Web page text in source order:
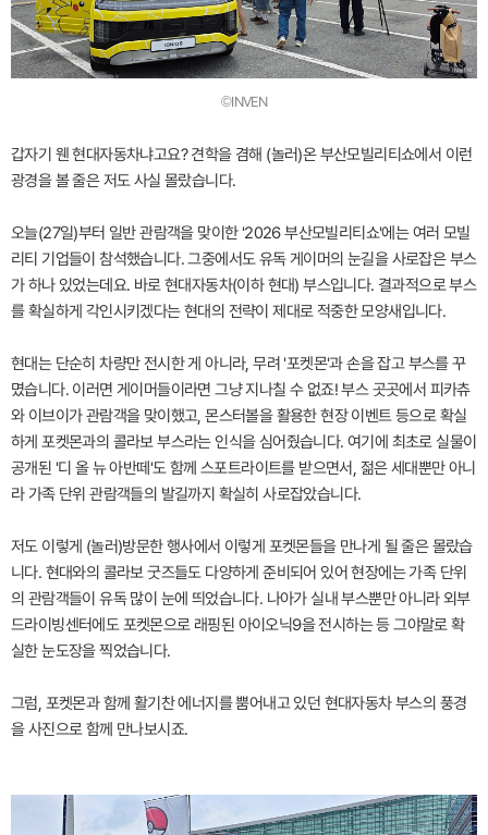
©INVEN
갑자기 웬 현대자동차냐고요? 견학을 겸해 (놀러)온 부산모빌리티쇼에서 이런
광경을 볼 줄은 저도 사실 몰랐습니다.
오늘(27일)부터 일반 관람객을 맞이한 '2026 부산모빌리티쇼'에는 여러 모빌
리티 기업들이 참석했습니다. 그중에서도 유독 게이머의 눈길을 사로잡은 부스
가 하나 있었는데요. 바로 현대자동차(이하 현대) 부스입니다. 결과적으로 부스
를 확실하게 각인시키겠다는 현대의 전략이 제대로 적중한 모양새입니다.
현대는 단순히 차량만 전시한 게 아니라, 무려 '포켓몬'과 손을 잡고 부스를 꾸
몄습니다. 이러면 게이머들이라면 그냥 지나칠 수 없죠! 부스 곳곳에서 피카츄
와 이브이가 관람객을 맞이했고, 몬스터볼을 활용한 현장 이벤트 등으로 확실
하게 포켓몬과의 콜라보 부스라는 인식을 심어줬습니다. 여기에 최초로 실물이
공개된 '디 올 뉴 아반떼'도 함께 스포트라이트를 받으면서, 젊은 세대뿐만 아니
라 가족 단위 관람객들의 발길까지 확실히 사로잡았습니다.
저도 이렇게 (놀러)방문한 행사에서 이렇게 포켓몬들을 만나게 될 줄은 몰랐습
니다. 현대와의 콜라보 굿즈들도 다양하게 준비되어 있어 현장에는 가족 단위
의 관람객들이 유독 많이 눈에 띄었습니다. 나아가 실내 부스뿐만 아니라 외부
드라이빙센터에도 포켓몬으로 래핑된 아이오닉9을 전시하는 등 그야말로 확
실한 눈도장을 찍었습니다.
그럼, 포켓몬과 함께 활기찬 에너지를 뿜어내고 있던 현대자동차 부스의 풍경
을 사진으로 함께 만나보시죠.